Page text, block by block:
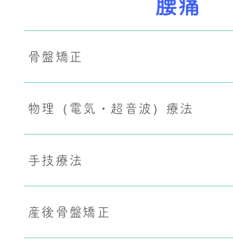
骨盤矯正
物理（電気・超音波）療法
手技療法
産後骨盤矯正